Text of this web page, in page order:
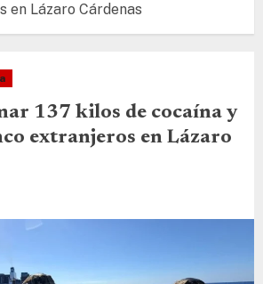
en Lázaro Cárdenas
137 kilos de cocaína y
extranjeros en Lázaro